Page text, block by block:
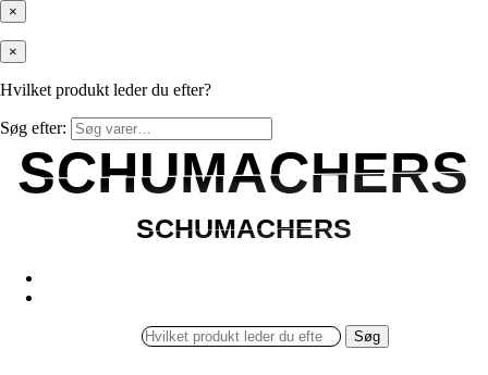
×
×
Hvilket produkt leder du efter?
Søg efter:
SCHUMACHERS
SCHUMACHERS
SCHUMACHERS
SCHUMACHERS
Søg